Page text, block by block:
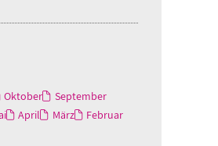
Oktober
September
April März
Februar